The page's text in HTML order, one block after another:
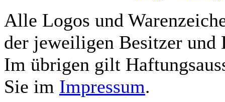
Alle Logos und
der jeweiligen Besitzer und
Im übrigen gilt
Sie im Impressum.